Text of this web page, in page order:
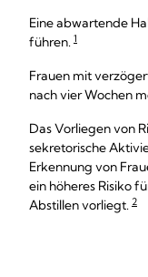
Eine abwartende
führen. 1
Frauen mit
nach vier Wochen
Das Vorliegen von
sekretorische
Erkennung von
ein höheres Risiko
Abstillen vorliegt. 2